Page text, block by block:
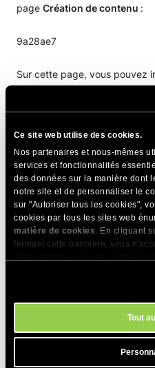
Ce site web utilise des cookies.
Nos partenaires et nous-mêmes
services et fonctionnalités
des données sur la manière dont
notre site et de personnaliser le
sur "Autoriser tous les cookies",
cookies par tous les sites web
matière de cookies. En cliquant
fermant cette bannière, vous
.
Tout
Publier du contenu
Création de sauvegarde
Mise à niveau
page Création de contenu :
9a28ae7
Sur cette page, vous pouvez
Images. Heureusement, ce
installé avec Drupal. Tout ce